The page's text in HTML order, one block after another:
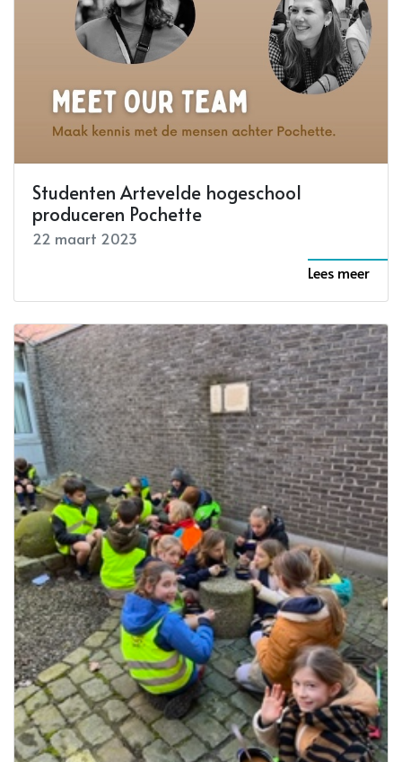
Studenten Artevelde hogeschool
produceren Pochette
22 maart 2023
Lees meer